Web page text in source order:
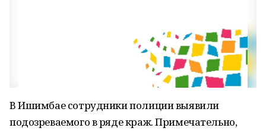
В Ишимбае сотрудники полиции выявили
подозреваемого в ряде краж. Примечательно,